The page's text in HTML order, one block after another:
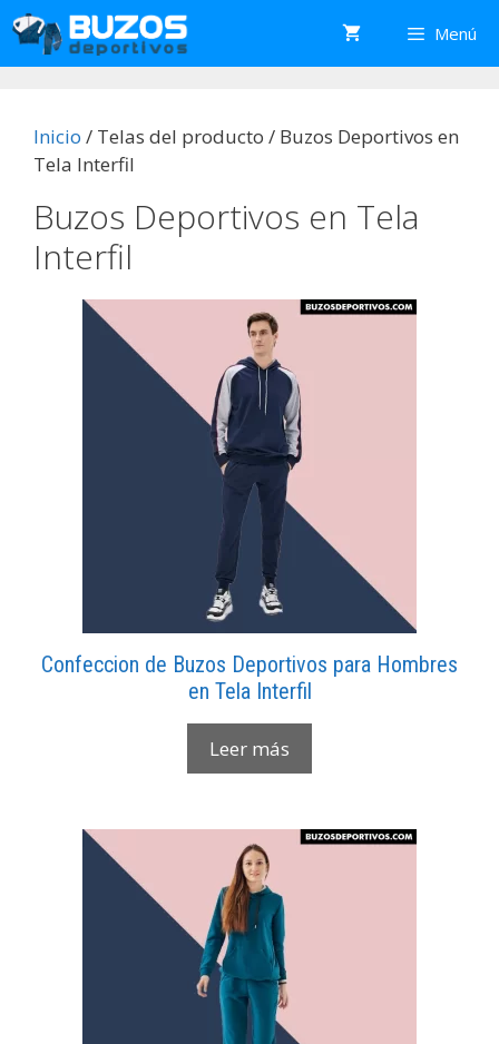
Saltar
al
contenido
Menú
Inicio / Telas del producto / Buzos Deportivos en
Tela Interfil
Buzos Deportivos en Tela
Interfil
Confeccion de Buzos Deportivos para Hombres
en Tela Interfil
Leer más